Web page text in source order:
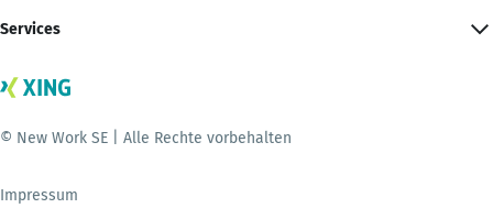
Services
© New Work SE | Alle Rechte vorbehalten
Impressum